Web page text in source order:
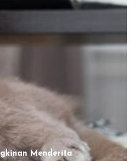
Menderita